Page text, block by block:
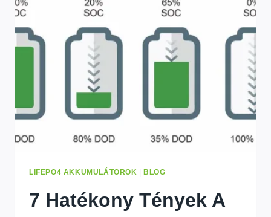
ÉRTÉKESÍTÉSI
ASSZISZTENS
A
PV-
KINSHASÁBAN,
KDK
LIFEPO4 AKKUMULÁTOROK |BLOG
7 Hatékony Tények A